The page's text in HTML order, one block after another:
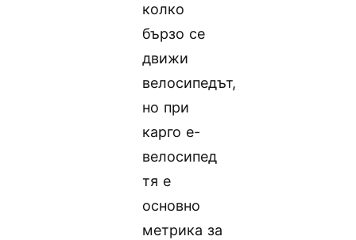
колко
бързо се
движи
велосипедът,
но при
карго е-
велосипед
тя е
основно
метрика за